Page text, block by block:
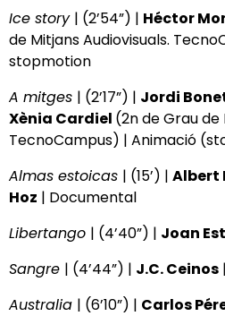
Ice story | (2’54”) | Héctor
de Mitjans Audiovisuals.
stopmotion
A mitges | (2’17”) | Jordi
Xènia Cardiel (2n de Grau de
TecnoCampus) | Animació
Almas estoicas | (15’) | Albert
Hoz | Documental
Libertango | (4’40”) | Joan
Sangre | (4’44”) | J.C. Ceinos
Australia | (6’10”) | Carlos